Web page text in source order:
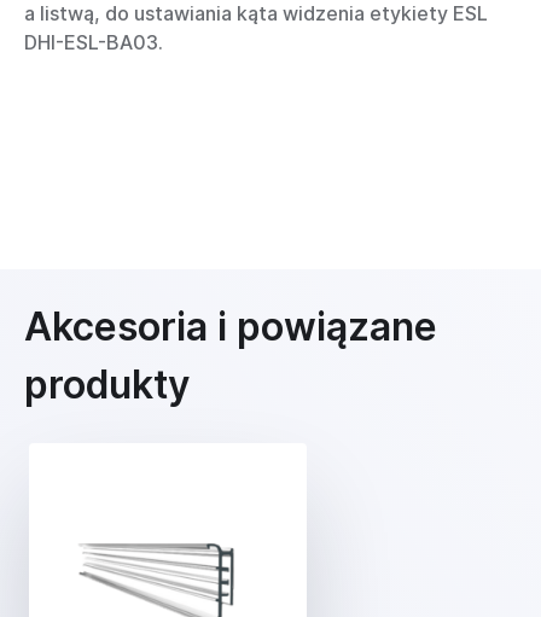
a listwą, do ustawiania kąta widzenia etykiety ESL
DHI-ESL-BA03.
Akcesoria i powiązane
produkty